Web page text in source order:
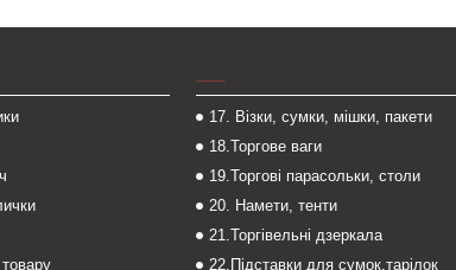
17. Візки, сумки, мішки, пакети
18.Торгове ваги
19.Торгові парасольки, столи
20. Намети, тенти
21.Торгівельні дзеркала
22.Підставки для сумок,тарілок